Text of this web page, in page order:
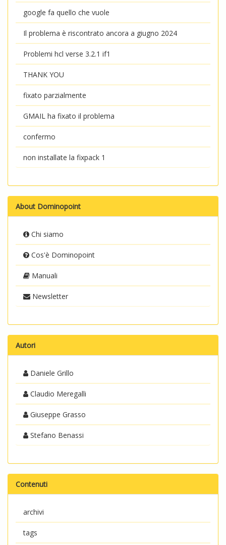
google fa quello che vuole
Il problema è riscontrato ancora a giugno 2024
Problemi hcl verse 3.2.1 if1
THANK YOU
fixato parzialmente
GMAIL ha fixato il problema
confermo
non installate la fixpack 1
About Dominopoint
Chi siamo
Cos'è Dominopoint
Manuali
Newsletter
Autori
Daniele Grillo
Claudio Meregalli
Giuseppe Grasso
Stefano Benassi
Contenuti
archivi
tags